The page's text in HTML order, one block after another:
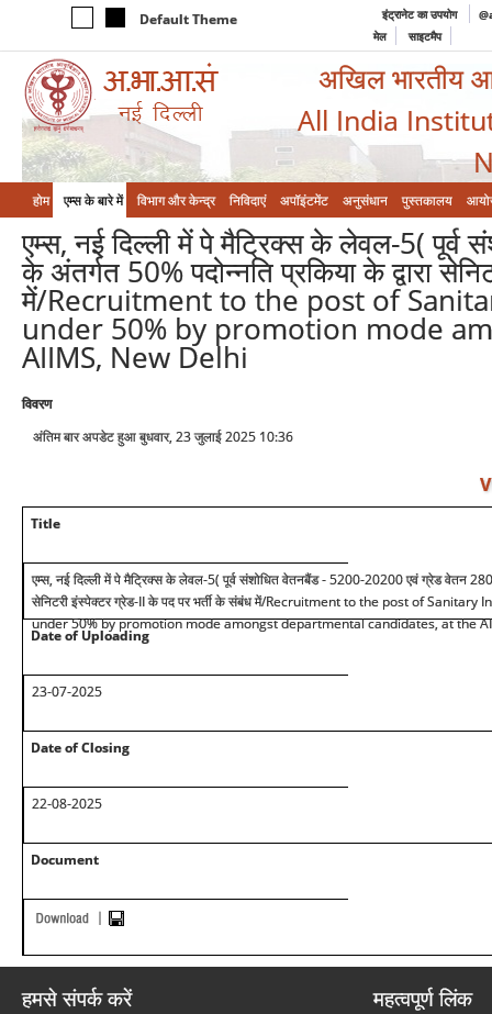
Default Theme इंट्रानेट का उपयोग
मेल
साइटमैप
अखिल भारतीय
All India
होम एम्‍स के बारे में विभाग और केन्‍द्र निविदाएं अपॉइंटमेंट अनुसंधान पुस्तकालय
एम्स, नई दिल्ली में पे मैट्रिक्स के लेवल-5(
के अंतर्गत 50% पदोन्नति प्रकिया के द्वारा
में/Recruitment to the post of
under 50% by promotion mode
AIIMS, New Delhi
विवरण
अंतिम बार अपडेट हुआ बुधवार, 23 जुलाई 2025 10:36
Title
एम्स, नई दिल्ली में पे मैट्रिक्स के लेवल-5( पूर्व संशोधित वेतनबैंड - 5200-20200 एवं ग्रेड वेतन
सेनिटरी इंस्पेक्टर ग्रेड-IIके पद पर भर्ती के संबंध में/Recruitment to the post of Sanitary
under 50% by promotion mode amongst departmental candidates, at the
Date of Uploading
23-07-2025
Date of Closing
22-08-2025
Document
हमसे संपर्क करें महत्वपूर्ण लिंक